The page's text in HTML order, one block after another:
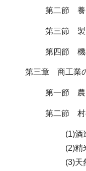
第二節 養
第三節 製
第四節 機
第三章 商工業
第一節 農
第二節 村
(1)酒
(2)精
(3)天